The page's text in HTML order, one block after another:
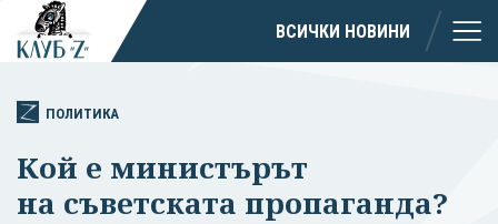
ВСИЧКИ НОВИНИ
ПОЛИТИКА
Кой е министърът
на съветската пропаганда?